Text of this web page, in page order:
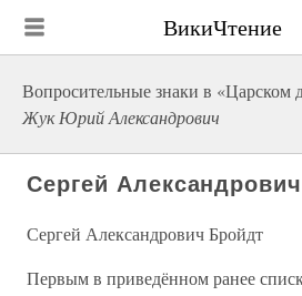
ВикиЧтение
Вопросительные знаки в «Царском
Жук Юрий Александрович
Сергей
Сергей Александрович Бройдт
Первым в приведённом ранее